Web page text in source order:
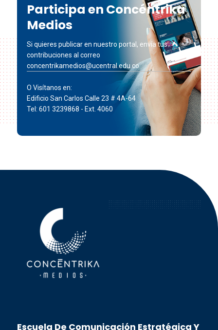
Participa en Concéntrika
Medios
Si quieres publicar en nuestro portal, envía tus
contribuciones al correo
concentrikamedios@ucentral.edu.co
O Visítanos en:
Edificio San Carlos Calle 23 # 4A-64
Tel: 601 3239868 - Ext. 4060
Escuela De Comunicación Estratégica Y